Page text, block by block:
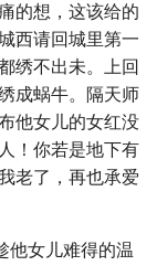
的想，这该给的
西请回城里第一
绣不出未。上回
成蜗牛。隔天师
他女儿的女红没
！你若是地下有
老了，再也承爱
他女儿难得的温